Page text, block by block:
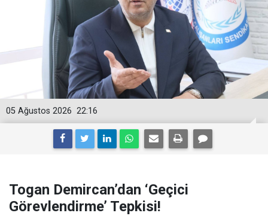
22:16
05 Ağustos 2026
Togan Demircan’dan ‘Geçici
Görevlendirme’ Tepkisi!